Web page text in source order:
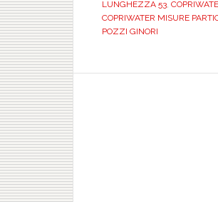
LUNGHEZZA 53,
COPRIWATER MISURE
POZZI GINORI